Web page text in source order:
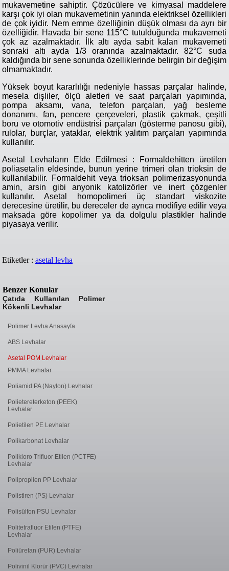
mukavemetine sahiptir. Çözücülere ve kimyasal maddelere
karşı çok iyi olan mukavemetinin yanında elektriksel özellikleri
de çok iyidir. Nem emme özelliğinin düşük olması da ayrı bir
özelliğidir. Havada bir sene 115°C tutulduğunda mukavemeti
çok az azalmaktadır. İlk altı ayda sabit kalan mukavemeti
sonraki altı ayda 1/3 oranında azalmaktadır. 82°C suda
kaldığında bir sene sonunda özelliklerinde belirgin bir değişim
olmamaktadır.
Yüksek boyut kararlılığı nedeniyle hassas parçalar halinde,
mesela dişliler, ölçü aletleri ve saat parçaları yapımında,
pompa aksamı, vana, telefon parçaları, yağ besleme
donanımı, fan, pencere çerçeveleri, plastik çakmak, çeşitli
boru ve otomotiv endüstrisi parçaları (gösterme panosu gibi),
rulolar, burçlar, yataklar, elektrik yalıtım parçaları yapımında
kullanılır.
Asetal Levhaların Elde Edilmesi : Formaldehitten üretilen
poliasetalin eldesinde, bunun yerine trimeri olan trioksin de
kullanılabilir. Formaldehit veya trioksan polimerizasyonunda
amin, arsin gibi anyonik katolizörler ve inert çözgenler
kullanılır. Asetal homopolimeri üç standart viskozite
derecesine üretilir, bu dereceler de ayrıca modifiye edilir veya
maksada göre kopolimer ya da dolgulu plastikler halinde
piyasaya verilir.
Etiketler : asetal levha
Benzer Konular
Çatıda Kullanılan Polimer
Kökenli Levhalar
Polimer Levha Anasayfa
ABS Levhalar
Asetal POM Levhalar
PMMA Levhalar
Poliamid PA (Naylon) Levhalar
Polietereterketon (PEEK)
Levhalar
Polietilen PE Levhalar
Polikarbonat Levhalar
Polikloro Trifluor Etilen (PCTFE)
Levhalar
Polipropilen PP Levhalar
Polistiren (PS) Levhalar
Polisülfon PSU Levhalar
Politetrafluor Etilen (PTFE)
Levhalar
Poliüretan (PUR) Levhalar
Polivinil Klorür (PVC) Levhalar